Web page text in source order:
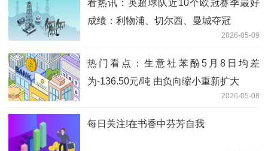
看热讯：英超球队近10个欧冠赛季最好
成绩：利物浦、切尔西、曼城夺冠
2026-05-09
热门看点：生意社苯酚5月8日均差
为-136.50元/吨 由负向缩小重新扩大
2026-05-08
每日关注!在书香中芬芳自我